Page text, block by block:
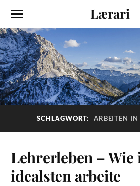
Lærari
SCHLAGWORT: ARBEITEN IN
Lehrerleben – Wie
idealsten arbeite